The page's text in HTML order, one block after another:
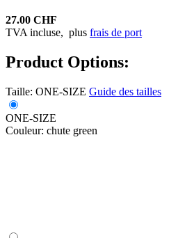
27.00 CHF
TVA incluse, plus frais de port
Product Options:
Taille: ONE-SIZE Guide des tailles
ONE-SIZE
Couleur: chute green